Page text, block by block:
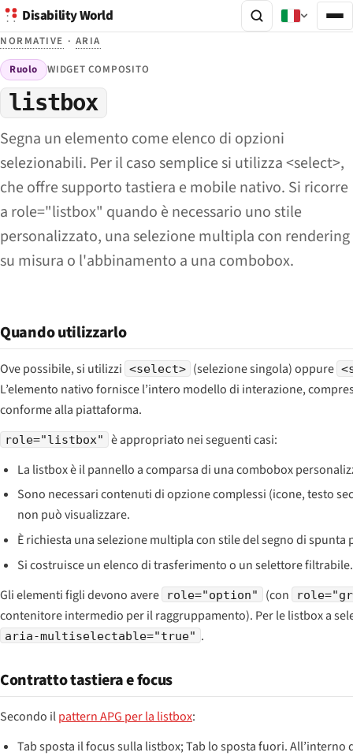
Disability World
NORMATIVE · ARIA
Ruolo WIDGET COMPOSITO
listbox
Segna un elemento come elenco di opzioni
selezionabili. Per il caso semplice si utilizza <select>,
che offre supporto tastiera e mobile nativo. Si ricorre
a role="listbox" quando è necessario uno stile
personalizzato, una selezione multipla con rendering
su misura o l'abbinamento a una combobox.
Quando utilizzarlo
Ove possibile, si utilizzi <select> (selezione singola) oppure
L’elemento nativo fornisce l’intero modello di interazione,
conforme alla piattaforma.
role="listbox"
è appropriato nei seguenti casi:
La listbox è il pannello a comparsa di una combobox
Sono necessari contenuti di opzione complessi (icone, testo
non può visualizzare.
È richiesta una selezione multipla con stile del segno di spunta
Si costruisce un elenco di trasferimento o un selettore filtrabile.
Gli elementi figli devono avere
role="option" (con
contenitore intermedio per il raggruppamento). Per le listbox a
aria-multiselectable="true" .
Contratto tastiera e focus
Secondo ilpattern APG per la listbox:
Tab sposta il focus sulla listbox; Tab lo sposta fuori.